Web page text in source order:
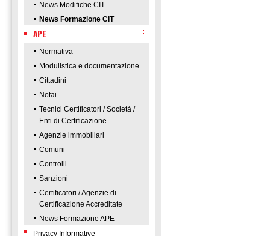
News Modifiche CIT
News Formazione CIT
APE
Normativa
Modulistica e documentazione
Cittadini
Notai
Tecnici Certificatori / Società /
Enti di Certificazione
Agenzie immobiliari
Comuni
Controlli
Sanzioni
Certificatori / Agenzie di
Certificazione Accreditate
News Formazione APE
Privacy Informative